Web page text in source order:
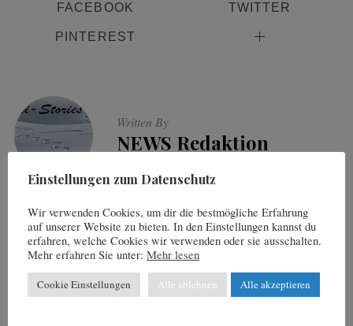
FACEBOOK TWITTER
PINTEREST
Written By
NEWS Redaktion
You may also like
c
:
Einstellungen zum Datenschutz
Wir verwenden Cookies, um dir die bestmögliche Erfahrung
auf unserer Website zu bieten. In den Einstellungen kannst du
erfahren, welche Cookies wir verwenden oder sie ausschalten.
Mehr erfahren Sie unter: Mehr lesen
Cookie Einstellungen Alle ablehnen Alle akzeptieren